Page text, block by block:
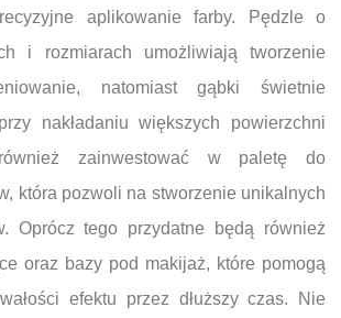
aplikowanie farby. Pędzle o
i rozmiarach umożliwiają tworzenie
natomiast gąbki świetnie
nakładaniu większych powierzchni
zainwestować w paletę do
która pozwoli na stworzenie unikalnych
Oprócz tego przydatne będą również
oraz bazy pod makijaż, które pomogą
efektu przez dłuższy czas. Nie